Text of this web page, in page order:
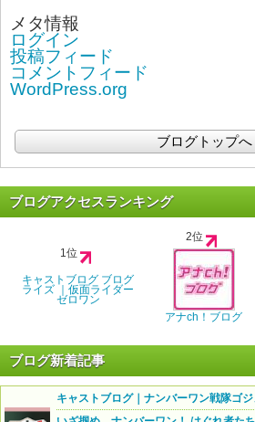
メタ情報
ログイン
投稿フィード
コメントフィード
WordPress.org
ブログトップへ
ブログアクセスランキング
1位
キャストブログ ブログ
ライズ ｜仮面ライダー
ゼロワン
2位
アナch！ブログ
ブログ新着記事
キャストブログ｜ナンバーワン戦隊ゴ